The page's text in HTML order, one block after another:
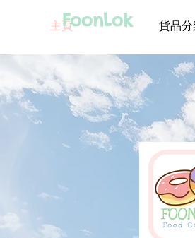
FoonLok
主頁 貨品